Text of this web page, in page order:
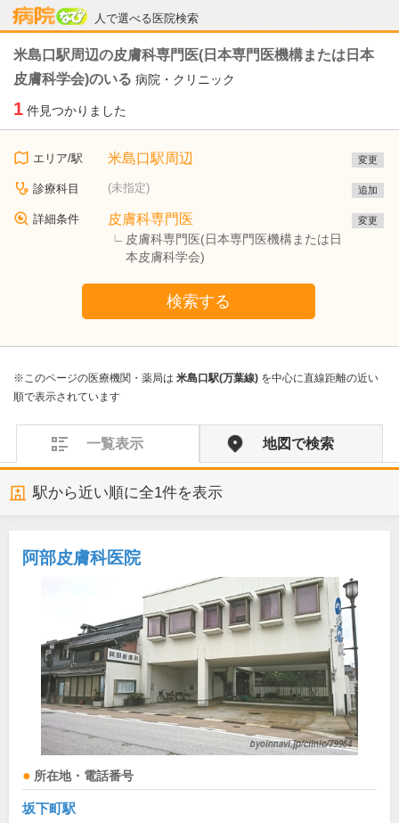
人で選べる医院検索
病院なび
米島口駅周辺の皮膚科専門医(日本専門医機構または日本
皮膚科学会)のいる 病院・クリニック
1 件見つかりました
エリア/駅 米島口駅周辺 変更
診療科目 (未指定) 追加
詳細条件 皮膚科専門医
皮膚科専門医(日本専門医機構または日
本皮膚科学会)
変更
検索する
※このページの医療機関・薬局は 米島口駅(万葉線) を中心に直線距離の近い
順で表示されています
一覧表示 地図で検索
駅から近い順に全1件を表示
阿部皮膚科医院
所在地・電話番号
坂下町駅